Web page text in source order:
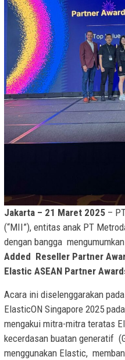
Jakarta – 21 Maret 2025 –
(“MII”), entitas anak PT
dengan bangga
Added Reseller Partner
Elastic ASEAN Partner
Acara ini diselenggarakan
ElasticON Singapore 2025
mengakui mitra-mitra teratas
kecerdasan buatan generatif
menggunakan Elastic,